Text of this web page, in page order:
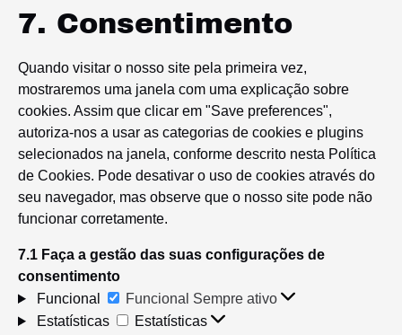
7. Consentimento
Quando visitar o nosso site pela primeira vez,
mostraremos uma janela com uma explicação sobre
cookies. Assim que clicar em "Save preferences",
autoriza-nos a usar as categorias de cookies e plugins
selecionados na janela, conforme descrito nesta Política
de Cookies. Pode desativar o uso de cookies através do
seu navegador, mas observe que o nosso site pode não
funcionar corretamente.
7.1 Faça a gestão das suas configurações de
consentimento
Funcional
Funcional Sempre ativo
Estatísticas
Estatísticas